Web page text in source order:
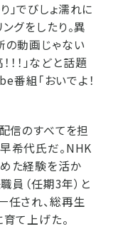
」でびしょ濡れに
グをしたり。異
の動画じゃない
！」などと話題
番組「おいでよ！
信のすべてを担
希代氏だ。NHK
た経験を活か
員（任期3年）と
任され、総再生
て上げた。